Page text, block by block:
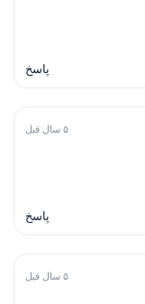
پاسخ
۵ سال قبل
پاسخ
۵ سال قبل